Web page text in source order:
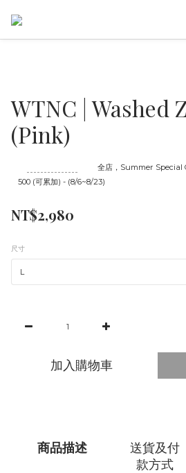
WTNC | Washed
(Pink)
全店，Summer Special
500 (可累加) - (8/6~8/23)
NT$2,980
尺寸
加入購物車
商品描述
送貨及付
款方式